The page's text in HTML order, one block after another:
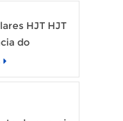
HJT HJT
do
720W
de energia